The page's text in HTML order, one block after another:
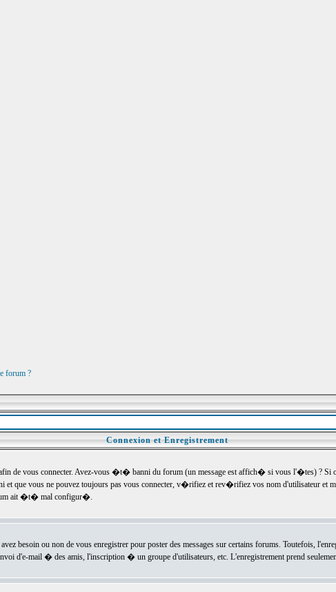
forum ?
Connexion et Enregistrement
de vous connecter. Avez-vous �t� banni du forum (un message est affich� si vous l'�tes) ? Si
que vous ne pouvez toujours pas vous connecter, v�rifiez et rev�rifiez vos nom d'utilisateur et
ait �t� mal configur�.
besoin ou non de vous enregistrer pour poster des messages sur certains forums. Toutefois,
d'e-mail � des amis, l'inscription � un groupe d'utilisateurs, etc. L'enregistrement prend